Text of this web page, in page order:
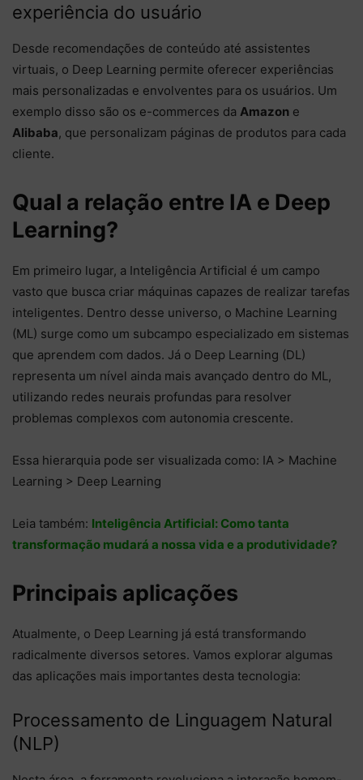
experiência do usuário
Desde recomendações de conteúdo até assistentes
virtuais, o Deep Learning permite oferecer experiências
mais personalizadas e envolventes para os usuários. Um
exemplo disso são os e-commerces da Amazon e
Alibaba, que personalizam páginas de produtos para cada
cliente.
Qual a relação entre IA e Deep
Learning?
Em primeiro lugar, a Inteligência Artificial é um campo
vasto que busca criar máquinas capazes de realizar tarefas
inteligentes. Dentro desse universo, o Machine Learning
(ML) surge como um subcampo especializado em sistemas
que aprendem com dados. Já o Deep Learning (DL)
representa um nível ainda mais avançado dentro do ML,
utilizando redes neurais profundas para resolver
problemas complexos com autonomia crescente.
Essa hierarquia pode ser visualizada como: IA > Machine
Learning > Deep Learning
Leia também: Inteligência Artificial: Como tanta
transformação mudará a nossa vida e a produtividade?
Principais aplicações
Atualmente, o Deep Learning já está transformando
radicalmente diversos setores. Vamos explorar algumas
das aplicações mais importantes desta tecnologia:
Processamento de Linguagem Natural
(NLP)